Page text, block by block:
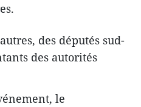
des députés sud-
des autorités
le